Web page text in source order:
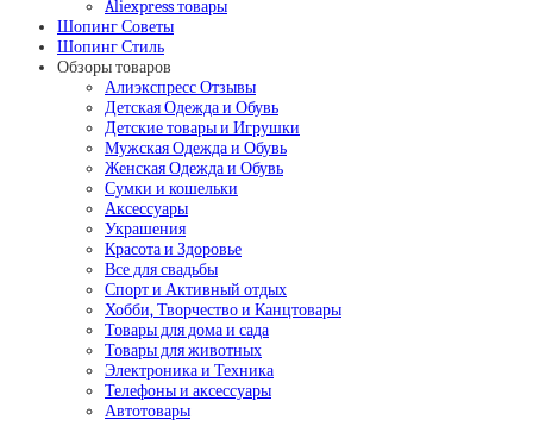
Aliexpress товары
Шопинг Советы
Шопинг Стиль
Обзоры товаров
Алиэкспресс Отзывы
Детская Одежда и Обувь
Детские товары и Игрушки
Мужская Одежда и Обувь
Женская Одежда и Обувь
Сумки и кошельки
Аксессуары
Украшения
Красота и Здоровье
Все для свадьбы
Спорт и Активный отдых
Хобби, Творчество и Канцтовары
Товары для дома и сада
Товары для животных
Электроника и Техника
Телефоны и аксессуары
Автотовары